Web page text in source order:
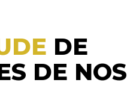
DE
DE NOS